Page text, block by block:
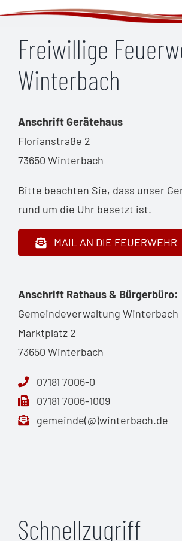
Freiwillige
Winterbach
Anschrift Gerätehaus
Florianstraße 2
73650 Winterbach
Bitte beachten Sie, dass unser
rund um die Uhr besetzt ist.
MAIL AN DIE FEUERWEHR
Anschrift Rathaus & Bürgerbüro:
Gemeindeverwaltung Winterbach
Marktplatz 2
73650 Winterbach
07181 7006-0
07181 7006-1009
gemeinde(@)winterbach.de
Schnellzugriff